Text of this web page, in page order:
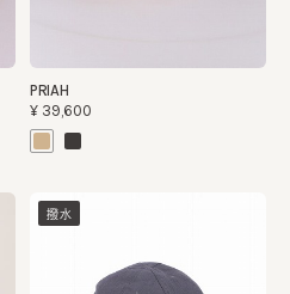
PRIAH
¥39,600
撥水